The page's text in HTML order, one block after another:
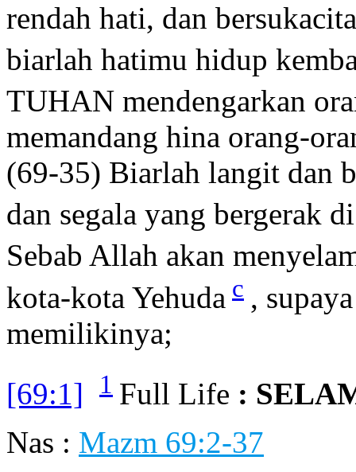
rendah hati, dan
biarlah hatimu hidup
TUHAN mendengarkan
memandang hina orang-
(69-35) Biarlah langit dan
dan segala yang bergerak
Sebab Allah akan
kota-kota Yehuda c ,
memilikinya;
[69:1]
1 Full Life :
Nas : Mazm 69:2-37